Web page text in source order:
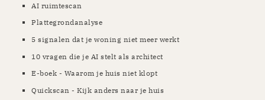
AI ruimtescan
Plattegrondanalyse
5 signalen dat je woning niet meer werkt
10 vragen die je AI stelt als architect
E-boek - Waarom je huis niet klopt
Quickscan - Kijk anders naar je huis